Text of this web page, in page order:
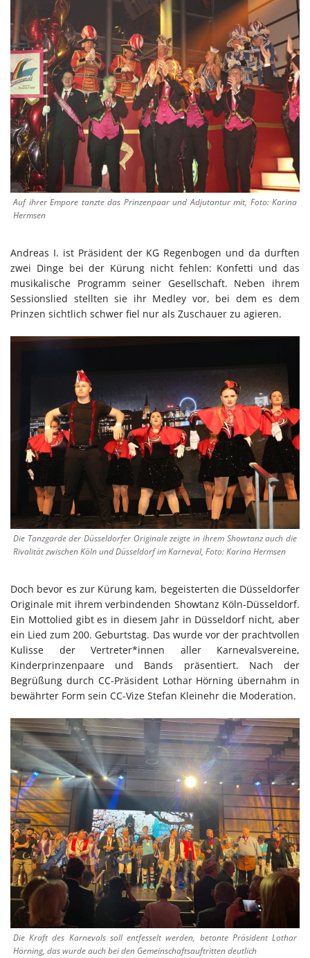
Auf ihrer Empore tanzte das Prinzenpaar und Adjutantur mit, Foto: Karina
Hermsen
Andreas I. ist Präsident der KG Regenbogen und da durften
zwei Dinge bei der Kürung nicht fehlen: Konfetti und das
musikalische Programm seiner Gesellschaft. Neben ihrem
Sessionslied stellten sie ihr Medley vor, bei dem es dem
Prinzen sichtlich schwer fiel nur als Zuschauer zu agieren.
Die Tanzgarde der Düsseldorfer Originale zeigte in ihrem Showtanz auch die
Rivalität zwischen Köln und Düsseldorf im Karneval, Foto: Karina Hermsen
Doch bevor es zur Kürung kam, begeisterten die Düsseldorfer
Originale mit ihrem verbindenden Showtanz Köln-Düsseldorf.
Ein Mottolied gibt es in diesem Jahr in Düsseldorf nicht, aber
ein Lied zum 200. Geburtstag. Das wurde vor der prachtvollen
Kulisse der Vertreter*innen aller Karnevalsvereine,
Kinderprinzenpaare und Bands präsentiert. Nach der
Begrüßung durch CC-Präsident Lothar Hörning übernahm in
bewährter Form sein CC-Vize Stefan Kleinehr die Moderation.
Die Kraft des Karnevals soll entfesselt werden, betonte Präsident Lothar
Hörning, das wurde auch bei den Gemeinschaftsauftritten deutlich